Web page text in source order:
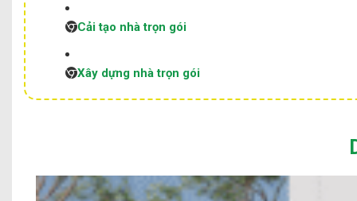
Cải tạo nhà trọn gói
Xây dựng nhà trọn gói